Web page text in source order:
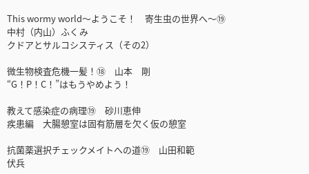
This wormy world〜ようこそ！ 寄生虫の世界へ〜⑲
中村（内山）ふくみ
クドアとサルコシスティス（その2）
微生物検査危機一髪！⑱ 山本 剛
“G！P！C！”はもうやめよう！
教えて感染症の病理⑲ 砂川恵伸
疾患編 大腸憩室は固有筋層を欠く仮の憩室
抗菌薬選択チェックメイトへの道⑲ 山田和範
伏兵